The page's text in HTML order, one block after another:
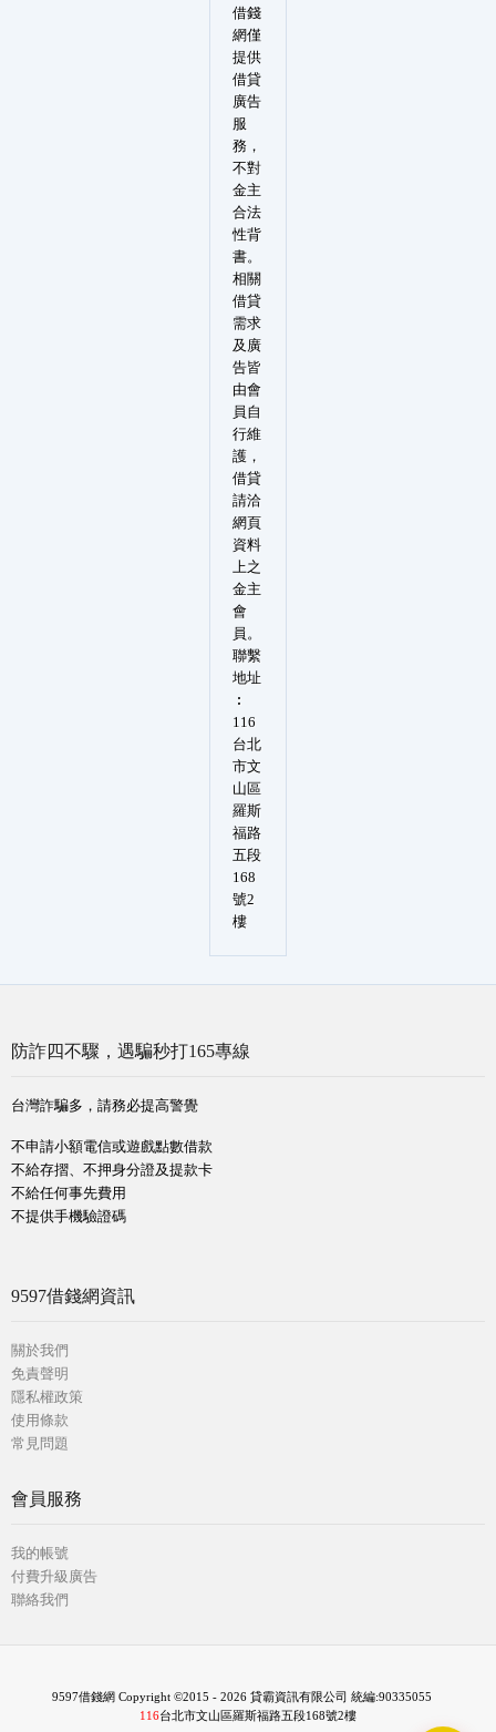
借錢
網僅
提供
借貸
廣告
服
務，
不對
金主
合法
性背
書。
相關
借貸
需求
及廣
告皆
由會
員自
行維
護，
借貸
請洽
網頁
資料
上之
金主
會
員。
聯繫
地址
︰
116
台北
市文
山區
羅斯
福路
五段
168
號2
樓
防詐四不驟，遇騙秒打165專線
台灣詐騙多，請務必提高警覺
不申請小額電信或遊戲點數借款
不給存摺、不押身分證及提款卡
不給任何事先費用
不提供手機驗證碼
9597借錢網資訊
關於我們
免責聲明
隱私權政策
使用條款
常見問題
會員服務
我的帳號
付費升級廣告
聯絡我們
9597借錢網 Copyright ©2015 - 2026 貸霸資訊有限公司 統編:90335055
116台北市文山區羅斯福路五段168號2樓